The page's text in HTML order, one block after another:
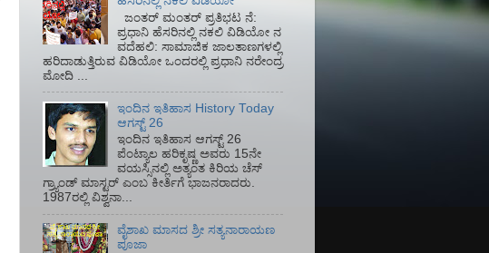
ಜಂತರ್ ಮಂತರ್ ಪ್ರತಿಭಟ ನೆ:
ಪ್ರಧಾನಿ ಹೆಸರಿನಲ್ಲಿ ನಕಲಿ ವಿಡಿಯೋ ನ
ವದೆಹಲಿ: ಸಾಮಾಜಿಕ ಜಾಲತಾಣಗಳಲ್ಲಿ
ಹರಿದಾಡುತ್ತಿರುವ ವಿಡಿಯೋ ಒಂದರಲ್ಲಿ ಪ್ರಧಾನಿ ನರೇಂದ್ರ
ಮೋದಿ ...
ಇಂದಿನ ಇತಿಹಾಸ History Today
ಆಗಸ್ಟ್ 26
ಇಂದಿನ ಇತಿಹಾಸ ಆಗಸ್ಟ್ 26
ಪೆಂಟ್ಯಾಲ ಹರಿಕೃಷ್ಣ ಅವರು 15ನೇ
ವಯಸ್ಸಿನಲ್ಲಿ ಅತ್ಯಂತ ಕಿರಿಯ ಚೆಸ್
ಗ್ರ್ಯಾಂಡ್ ಮಾಸ್ಟರ್ ಎಂಬ ಕೀರ್ತಿಗೆ ಭಾಜನರಾದರು.
1987ರಲ್ಲಿ ವಿಶ್ವನಾ...
ವೈಶಾಖ ಮಾಸದ ಶ್ರೀ ಸತ್ಯನಾರಾಯಣ
ಪೂಜಾ